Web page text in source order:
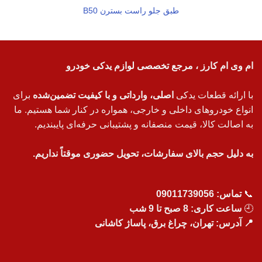
طبق جلو راست بسترن B50
ام وی ام کارز ، مرجع تخصصی لوازم یدکی خودرو
با ارائه قطعات یدکی اصلی، وارداتی و با کیفیت تضمین‌شده برای
انواع خودروهای داخلی و خارجی، همواره در کنار شما هستیم. ما
به اصالت کالا، قیمت منصفانه و پشتیبانی حرفه‌ای پایبندیم.
به دلیل حجم بالای سفارشات، تحویل حضوری موقتاً نداریم.
📞تماس: 09011739056
🕘 ساعت کاری: 8 صبح تا 9 شب
📍 آدرس: تهران، چراغ برق، پاساژ کاشانی